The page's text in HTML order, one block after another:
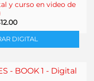
y curso en video de
12.00El
actual
es:
US$12.00.
DIGITAL